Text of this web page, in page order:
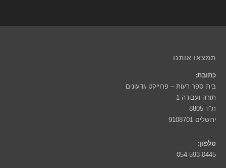
תמצאו אותנו
כתובת:
בית ספר רעות – פרוייקט גדעונים
תורה ועבודה 1
ת"ד 8805
ירושלים 9108701
טלפון:
054-593-0445